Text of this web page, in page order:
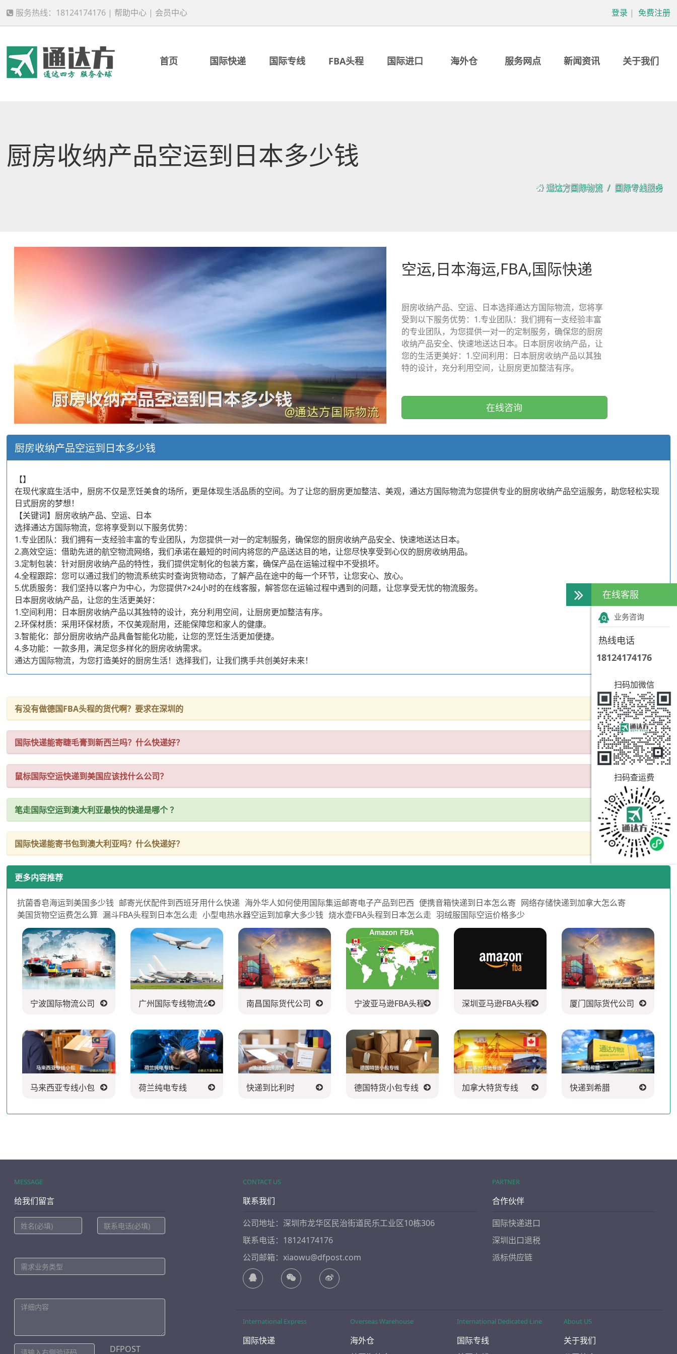
服务热线：18124174176 | 帮助中心 | 会员中心 登录 | 免费注册
首页 国际快递 国际专线 FBA头程 国际进口 海外仓 服务网点 新闻资讯 关于我们
厨房收纳产品空运到日本多少钱
通达方国际物流 国际专线服务
空运,日本海运,FBA,国际快递
厨房收纳产品、空运、日本选择通达方国际物流，您将享
受到以下服务优势：1.专业团队：我们拥有一支经验丰富
的专业团队，为您提供一对一的定制服务，确保您的厨房
收纳产品安全、快速地送达日本。日本厨房收纳产品，让
您的生活更美好：1.空间利用：日本厨房收纳产品以其独
特的设计，充分利用空间，让厨房更加整洁有序。
在线咨询
厨房收纳产品空运到日本多少钱
【】
在现代家庭生活中，厨房不仅是烹饪美食的场所，更是体现生活品质的空间。为了让您的厨房更加整洁、美观，通达方国际物流为您提供专业的厨房收纳产品空运服务，助您轻松实现
日式厨房的梦想！
【关键词】厨房收纳产品、空运、日本
选择通达方国际物流，您将享受到以下服务优势：
1.专业团队：我们拥有一支经验丰富的专业团队，为您提供一对一的定制服务，确保您的厨房收纳产品安全、快速地送达日本。
2.高效空运：借助先进的航空物流网络，我们承诺在最短的时间内将您的产品送达目的地，让您尽快享受到心仪的厨房收纳用品。
3.定制包装：针对厨房收纳产品的特性，我们提供定制化的包装方案，确保产品在运输过程中不受损坏。
4.全程跟踪：您可以通过我们的物流系统实时查询货物动态，了解产品在途中的每一个环节，让您安心、放心。
5.优质服务：我们坚持以客户为中心，为您提供7×24小时的在线客服，解答您在运输过程中遇到的问题，让您享受无忧的物流服务。
日本厨房收纳产品，让您的生活更美好：
1.空间利用：日本厨房收纳产品以其独特的设计，充分利用空间，让厨房更加整洁有序。
2.环保材质：采用环保材质，不仅美观耐用，还能保障您和家人的健康。
3.智能化：部分厨房收纳产品具备智能化功能，让您的烹饪生活更加便捷。
4.多功能：一款多用，满足您多样化的厨房收纳需求。
通达方国际物流，为您打造美好的厨房生活！选择我们，让我们携手共创美好未来！
有没有做德国FBA头程的货代啊？要求在深圳的
国际快递能寄睫毛膏到新西兰吗？什么快递好？
鼠标国际空运快递到美国应该找什么公司？
笔走国际空运到澳大利亚最快的快递是哪个 ？
国际快递能寄书包到澳大利亚吗？什么快递好？
更多内容推荐
抗菌香皂海运到美国多少钱 邮寄光伏配件到西班牙用什么快递 海外华人如何使用国际集运邮寄电子产品到巴西 便携音箱快递到日本怎么寄 网络存储快递到加拿大怎么寄
美国货物空运费怎么算 漏斗FBA头程到日本怎么走 小型电热水器空运到加拿大多少钱 烧水壶FBA头程到日本怎么走 羽绒服国际空运价格多少
宁波国际物流公司 广州国际专线物流公司 南昌国际货代公司 宁波亚马逊FBA头程派送公司 深圳亚马逊FBA头程派送公司 厦门国际货代公司
马来西亚专线小包 荷兰纯电专线 快递到比利时 德国特货小包专线 加拿大特货专线 快递到希腊
MESSAGE
给我们留言
DFPOST
CONTACT US
联系我们
公司地址：深圳市龙华区民治街道民乐工业区10栋306
联系电话：18124174176
公司邮箱：xiaowu@dfpost.com
PARTNER
合作伙伴
国际快递进口
深圳出口退税
派标供应链
International Express
国际快递
Overseas Warehouse
海外仓
International Dedicated Line
国际专线
About US
关于我们
在线客服
业务咨询
热线电话
18124174176
扫码加微信
扫码查运费